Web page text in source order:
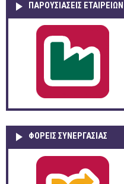
ΠΑΡΟΥΣΙΆΣΕΙΣ ΕΤΑΙΡΕΙΏΝ
ΦΟΡΕΙΣ ΣΥΝΕΡΓΑΣΙΑΣ